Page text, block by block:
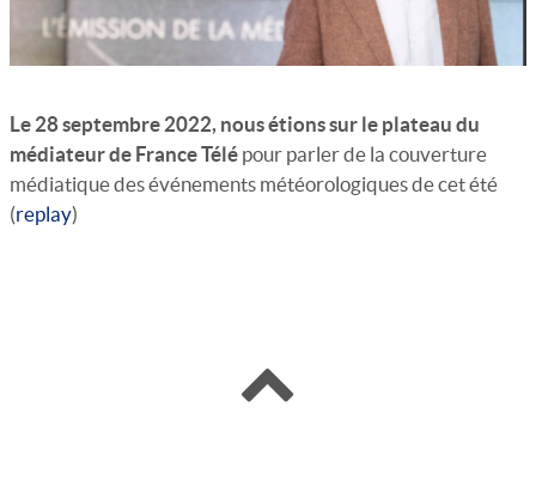
CONTACT
Le 28 septembre 2022, nous étions sur le plateau du
médiateur de France Télé pour parler de la couverture
médiatique des événements météorologiques de cet été
(replay)